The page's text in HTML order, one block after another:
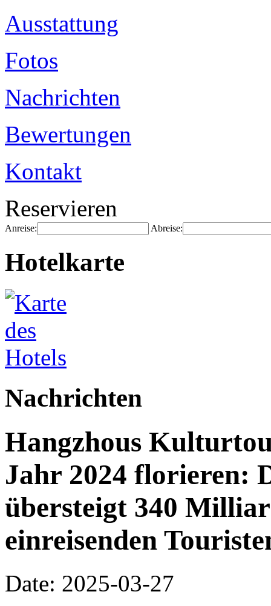
Ausstattung
Fotos
Nachrichten
Bewertungen
Kontakt
Reservieren
Anreise: Abreise:
Hotelkarte
Nachrichten
Hangzhous
Jahr 2024 florieren:
übersteigt 340
einreisenden
Date: 2025-03-27